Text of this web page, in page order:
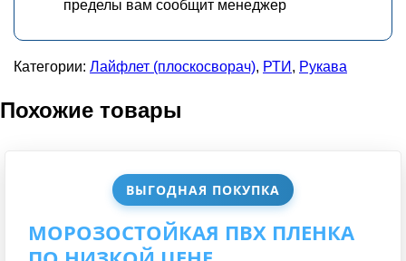
ВЫГОДНАЯ ПОКУПКА
МОРОЗОСТОЙКАЯ ПВХ ПЛЕНКА
пределы вам сообщит менеджер
Категории: Лайфлет (плоскосворач), РТИ , Рукава
Похожие товары